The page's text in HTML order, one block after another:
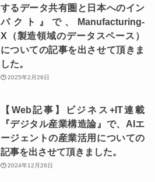
するデータ共有圏と日本へのイン
パクト』で、Manufacturing-
X（製造領域のデータスペース）
についての記事を出させて頂きま
した。
2025年2月26日
【Web記事】ビジネス+IT連載
『デジタル産業構造論』で、AIエ
ージェントの産業活用についての
記事を出させて頂きました。
2024年12月26日